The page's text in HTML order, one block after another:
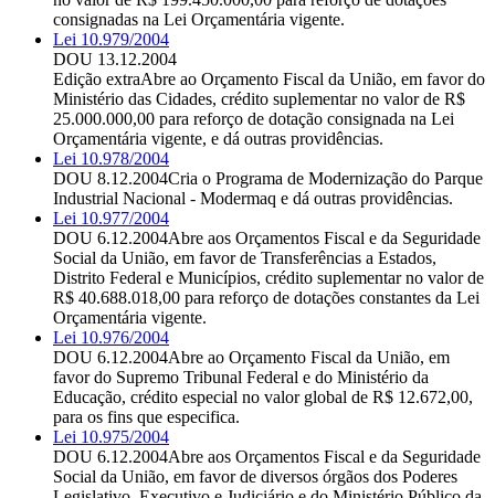
consignadas na Lei Orçamentária vigente.
Lei 10.979/2004
DOU 13.12.2004
Edição extraAbre ao Orçamento Fiscal da União, em favor do
Ministério das Cidades, crédito suplementar no valor de R$
25.000.000,00 para reforço de dotação consignada na Lei
Orçamentária vigente, e dá outras providências.
Lei 10.978/2004
DOU 8.12.2004Cria o Programa de Modernização do Parque
Industrial Nacional - Modermaq e dá outras providências.
Lei 10.977/2004
DOU 6.12.2004Abre aos Orçamentos Fiscal e da Seguridade
Social da União, em favor de Transferências a Estados,
Distrito Federal e Municípios, crédito suplementar no valor de
R$ 40.688.018,00 para reforço de dotações constantes da Lei
Orçamentária vigente.
Lei 10.976/2004
DOU 6.12.2004Abre ao Orçamento Fiscal da União, em
favor do Supremo Tribunal Federal e do Ministério da
Educação, crédito especial no valor global de R$ 12.672,00,
para os fins que especifica.
Lei 10.975/2004
DOU 6.12.2004Abre aos Orçamentos Fiscal e da Seguridade
Social da União, em favor de diversos órgãos dos Poderes